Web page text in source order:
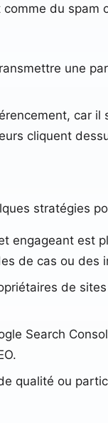
du spam
une
car
cliquent
stratégies
engageant est
de cas ou des
de
Search
qualité ou